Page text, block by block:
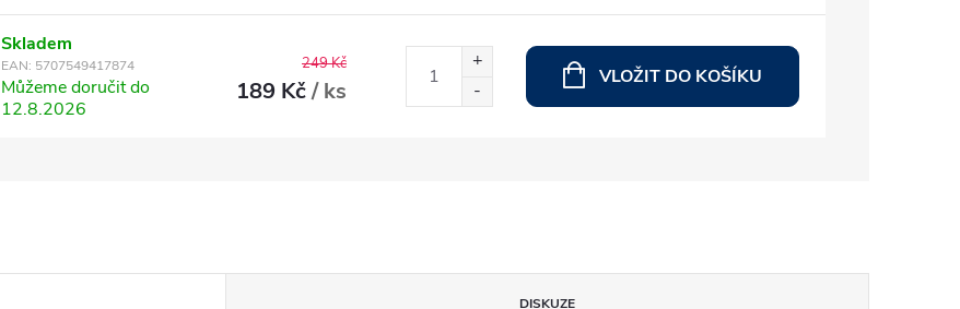
Skladem
EAN: 5707549417874
Můžeme doručit do
12.8.2026
249 Kč
189 Kč/ ks VLOŽIT DO KOŠÍKU
DISKUZE